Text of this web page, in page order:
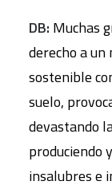
DB: Muchas
derecho a
sostenible
suelo,
devastando
produciendo
insalubres e